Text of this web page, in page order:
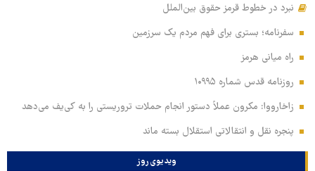
نبرد در خطوط قرمز حقوق بین‌الملل
سفرنامه؛ بستری برای فهم مردم یک سرزمین
راه میانی هرمز
روزنامه قدس شماره ۱۰۹۹۵
زاخارووا: مکرون عملاً دستور انجام حملات تروریستی را به کی‌یف می‌دهد
پنجره‌ نقل و انتقالاتی استقلال بسته ماند
ویدیوی روز